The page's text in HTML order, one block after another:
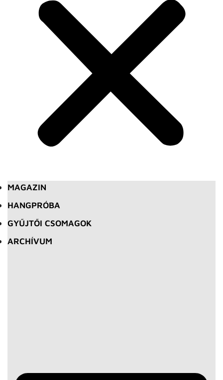
MAGAZIN
HANGPRÓBA
GYŰJTŐI CSOMAGOK
ARCHÍVUM